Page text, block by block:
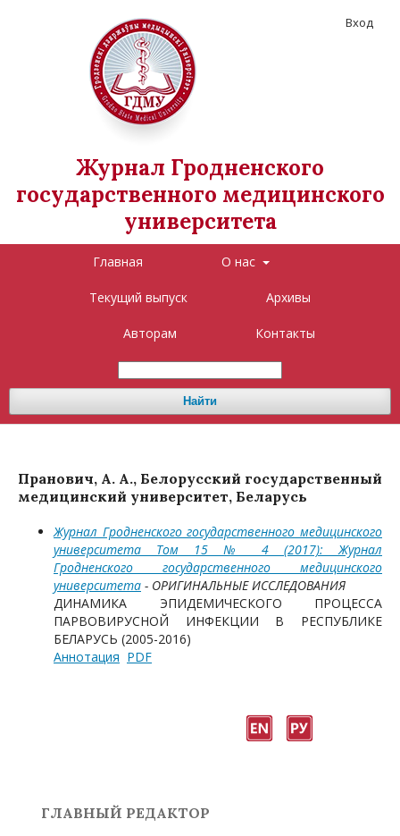
Журнал Гродненского
государственного медицинского
университета
Главная О нас
Текущий выпуск Архивы
Авторам Контакты
Найти
Вход
Пранович, А. А., Белорусский государственный
медицинский университет, Беларусь
Журнал Гродненского государственного медицинского
университета Том 15 № 4 (2017): Журнал
Гродненского государственного медицинского
университета - ОРИГИНАЛЬНЫЕ ИССЛЕДОВАНИЯ
ДИНАМИКА ЭПИДЕМИЧЕСКОГО ПРОЦЕССА
ПАРВОВИРУСНОЙ ИНФЕКЦИИ В РЕСПУБЛИКЕ
БЕЛАРУСЬ (2005-2016)
Аннотация PDF
ГЛАВНЫЙ РЕДАКТОР